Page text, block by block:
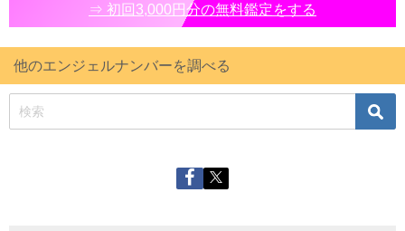
⇒ 初回3,000円分の無料鑑定をする
他のエンジェルナンバーを調べる